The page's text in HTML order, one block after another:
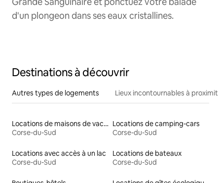
d'un plongeon dans ses eaux cristallines.
Destinations à découvrir
Autres types de logements Lieux incontournables à
Locations de maisons de vacances
Corse-du-Sud
Locations de camping-cars
Corse-du-Sud
Locations avec accès à un lac
Corse-du-Sud
Locations de bateaux
Corse-du-Sud